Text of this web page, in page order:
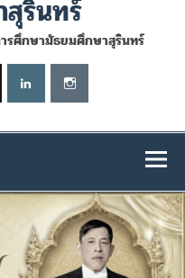
รินทร์
รศึกษามัธยมศึกษาสุรินทร์